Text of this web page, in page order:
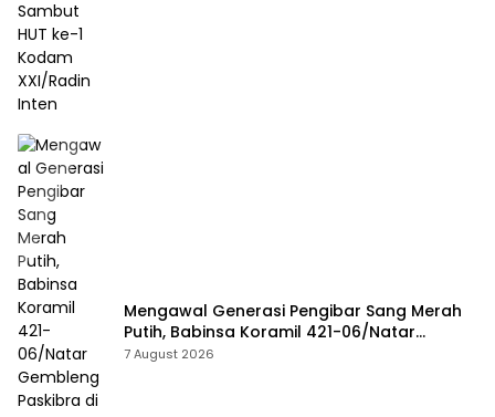
Mengawal Generasi Pengibar Sang Merah
Putih, Babinsa Koramil 421-06/Natar
Gembleng Paskibra di Dua Kecamatan
7 August 2026